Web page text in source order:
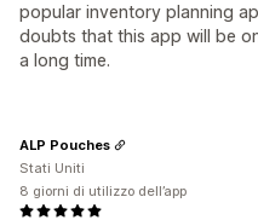
popular inventory planning
doubts that this app will be
a long time.
ALP Pouches
Stati Uniti
8 giorni di utilizzo dell’app